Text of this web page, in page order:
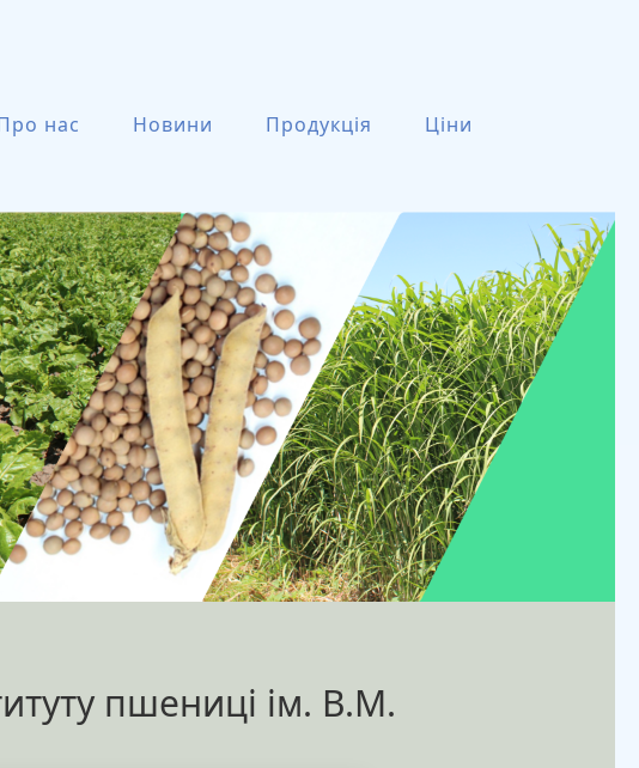
нас Новини Продукція Ціни
пшениці ім. В.М.